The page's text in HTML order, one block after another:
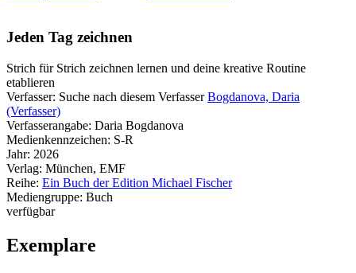
Jeden Tag zeichnen
Strich für Strich zeichnen lernen und deine kreative Routine
etablieren
Verfasser: Suche nach diesem Verfasser Bogdanova, Daria
(Verfasser)
Verfasserangabe: Daria Bogdanova
Medienkennzeichen: S-R
Jahr: 2026
Verlag: München, EMF
Reihe: Ein Buch der Edition Michael Fischer
Mediengruppe: Buch
verfügbar
Exemplare